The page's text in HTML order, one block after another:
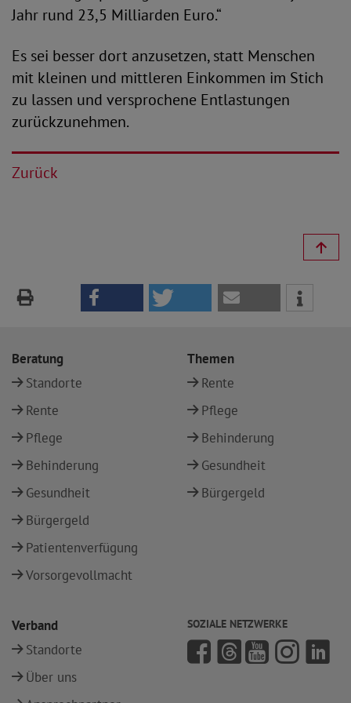
Jahr rund 23,5 Milliarden Euro.“
Es sei besser dort anzusetzen, statt Menschen
mit kleinen und mittleren Einkommen im Stich
zu lassen und versprochene Entlastungen
zurückzunehmen.
Zurück
Beratung
Standorte
Rente
Pflege
Behinderung
Gesundheit
Bürgergeld
Patientenverfügung
Vorsorgevollmacht
Themen
Rente
Pflege
Behinderung
Gesundheit
Bürgergeld
Verband
Standorte
Über uns
SOZIALE NETZWERKE